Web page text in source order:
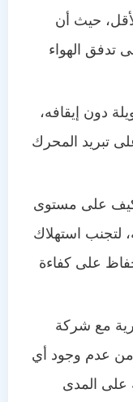
حيث أن
تدفق الهواء
دون إيقافه،
تبريد المحرك
على مستوى
مئوية، لتجنب استهلاك
على كفاءة
مع شركة
عدم وجود أي
على المدى